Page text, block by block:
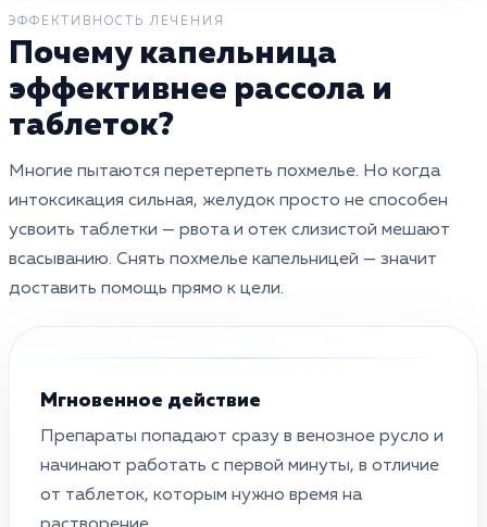
ЭФФЕКТИВНОСТЬ ЛЕЧЕНИЯ
Почему капельница
эффективнее рассола и
таблеток?
Многие пытаются перетерпеть похмелье. Но когда
интоксикация сильная, желудок просто не способен
усвоить таблетки — рвота и отек слизистой мешают
всасыванию. Снять похмелье капельницей — значит
доставить помощь прямо к цели.
Мгновенное действие
Препараты попадают сразу в венозное русло и
начинают работать с первой минуты, в отличие
от таблеток, которым нужно время на